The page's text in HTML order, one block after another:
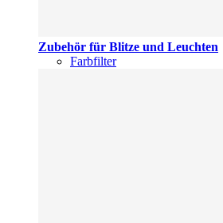
Zubehör für Blitze und Leuchten
Farbfilter